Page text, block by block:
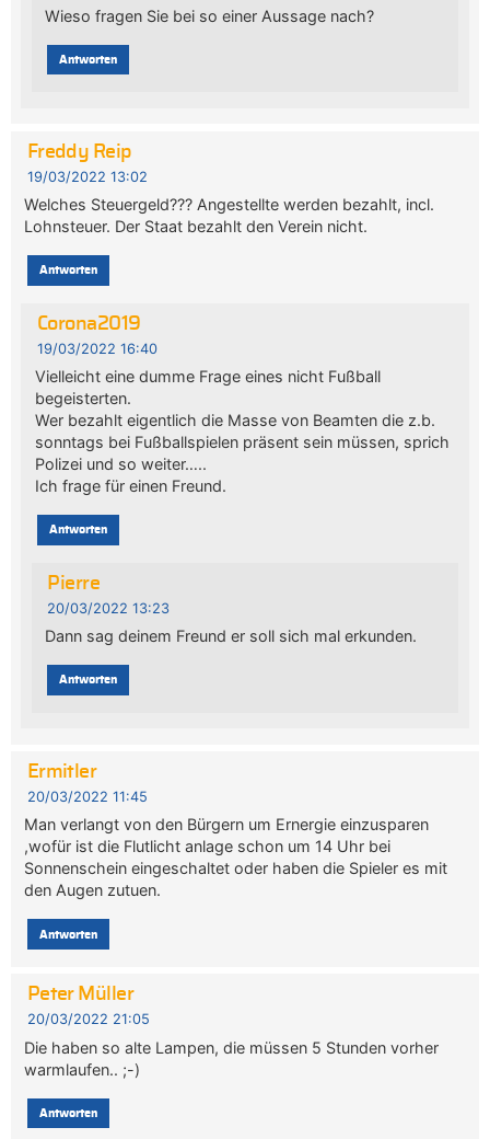
Wieso fragen Sie bei so einer Aussage nach?
Antworten
Freddy Reip
19/03/2022 13:02
Welches Steuergeld??? Angestellte werden bezahlt, incl.
Lohnsteuer. Der Staat bezahlt den Verein nicht.
Antworten
Corona2019
19/03/2022 16:40
Vielleicht eine dumme Frage eines nicht Fußball
begeisterten.
Wer bezahlt eigentlich die Masse von Beamten die z.b.
sonntags bei Fußballspielen präsent sein müssen, sprich
Polizei und so weiter…..
Ich frage für einen Freund.
Antworten
Pierre
20/03/2022 13:23
Dann sag deinem Freund er soll sich mal erkunden.
Antworten
Ermitler
20/03/2022 11:45
Man verlangt von den Bürgern um Ernergie einzusparen
,wofür ist die Flutlicht anlage schon um 14 Uhr bei
Sonnenschein eingeschaltet oder haben die Spieler es mit
den Augen zutuen.
Antworten
Peter Müller
20/03/2022 21:05
Die haben so alte Lampen, die müssen 5 Stunden vorher
warmlaufen.. ;-)
Antworten